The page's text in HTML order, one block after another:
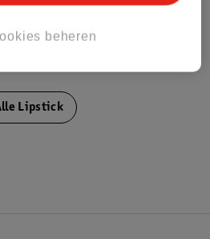
Lipstick
beheren